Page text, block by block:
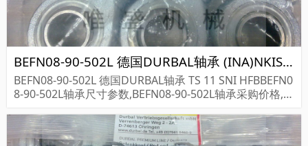
BEFN08-90-502L 德国DURBAL轴承 (INA)NKIS100
BEFN08-90-502L 德国DURBAL轴承 TS 11 SNI HFBBEFN0
8-90-502L轴承尺寸参数,BEFN08-90-502L轴承采购价格,B